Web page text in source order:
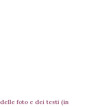
delle foto e dei testi (in